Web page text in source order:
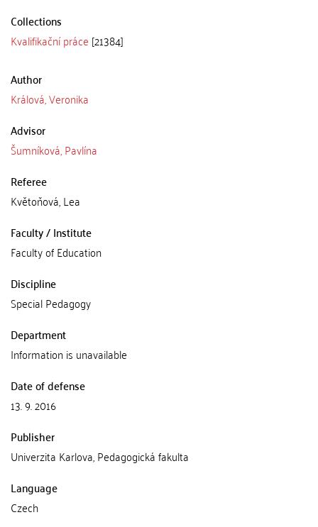
Collections
Kvalifikační práce [21384]
Author
Králová, Veronika
Advisor
Šumníková, Pavlína
Referee
Květoňová, Lea
Faculty / Institute
Faculty of Education
Discipline
Special Pedagogy
Department
Information is unavailable
Date of defense
13. 9. 2016
Publisher
Univerzita Karlova, Pedagogická fakulta
Language
Czech